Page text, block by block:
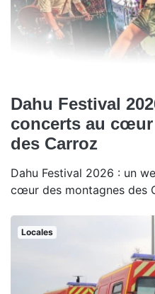
Dahu Festival
concerts au
des Carroz
Dahu Festival 2026 : un
cœur des montagnes des
Locales